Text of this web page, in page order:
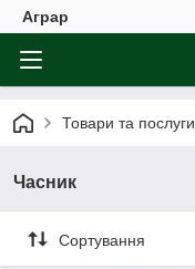
Аграр
Товари та послуги
Часник
Сортування